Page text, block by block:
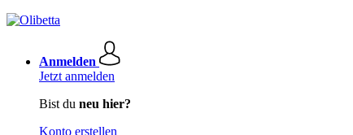
Anmelden
Jetzt anmelden
Bist du neu hier?
Konto erstellen